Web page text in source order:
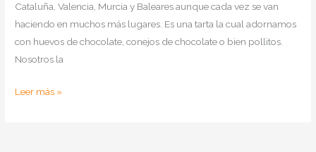
Cataluña, Valencia, Murcia y Baleares aunque cada vez se van
haciendo en muchos más lugares. Es una tarta la cual adornamos
con huevos de chocolate, conejos de chocolate o bien pollitos.
Nosotros la
Como
Leer más »